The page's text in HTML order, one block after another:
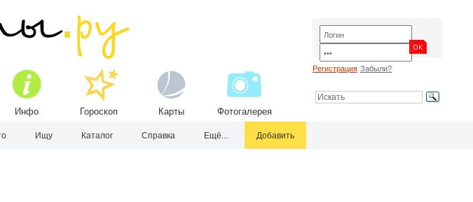
Инфо Гороскоп Карты Фотогалерея
Регистрация Забыли?
Ищу Каталог Справка Ещё... Добавить